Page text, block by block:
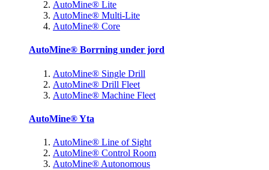
AutoMine® Lite
AutoMine® Multi-Lite
AutoMine® Core
AutoMine® Borrning under jord
AutoMine® Single Drill
AutoMine® Drill Fleet
AutoMine® Machine Fleet
AutoMine® Yta
AutoMine® Line of Sight
AutoMine® Control Room
AutoMine® Autonomous